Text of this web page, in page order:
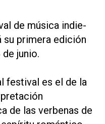
de música indie-
su primera edición
junio.
festival es el de la
de las verbenas de